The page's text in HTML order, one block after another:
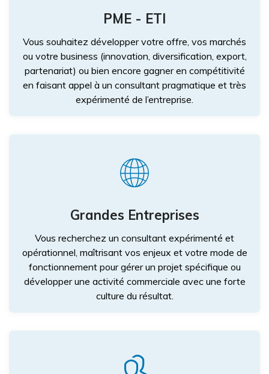
PME - ETI
Vous souhaitez développer votre offre, vos marchés
ou votre business (innovation, diversification, export,
partenariat) ou bien encore gagner en compétitivité
en faisant appel à un consultant pragmatique et très
expérimenté de l’entreprise.
Grandes Entreprises
Vous recherchez un consultant expérimenté et
opérationnel, maîtrisant vos enjeux et votre mode de
fonctionnement pour gérer un projet spécifique ou
développer une activité commerciale avec une forte
culture du résultat.